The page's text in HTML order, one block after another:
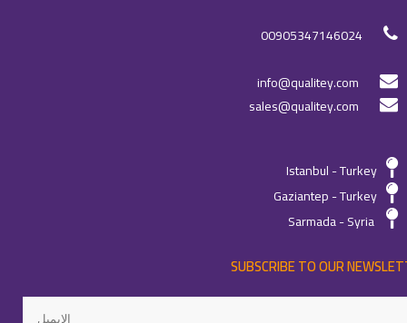
00905347146024
info@qualitey.com
sales@qualitey.com
Istanbul - Turkey
Gaziantep - Turkey
Sarmada - Syria
SUBSCRIBE TO OUR